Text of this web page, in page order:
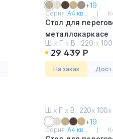
+19
Серия:А4 кв...
Стол для
металлокаркасе
Дуб
Ш х Г х В : 220 х 100
29 439 Р
На заказ
Ш х Г х В : 220х 100х
+19
Серия:А4 кв...